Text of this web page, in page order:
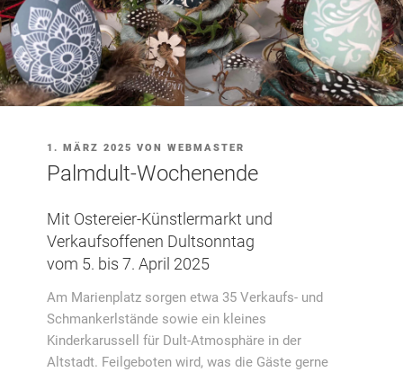
VERÖFFENTLICHT
AM
1. MÄRZ 2025 VONWEBMASTER
Palmdult-Wochenende
Mit Ostereier-Künstlermarkt und
Verkaufsoffenen Dultsonntag
vom 5. bis 7. April 2025
Am Marienplatz sorgen etwa 35 Verkaufs- und
Schmankerlstände sowie ein kleines
Kinderkarussell für Dult-Atmosphäre in der
Altstadt. Feilgeboten wird, was die Gäste gerne